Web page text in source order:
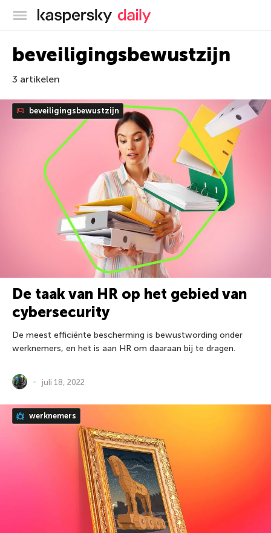
Kaspersky official blog
beveiligingsbewustzijn
3 artikelen
beveiligingsbewustzijn
De taak van HR op het gebied van
cybersecurity
De meest efficiënte bescherming is bewustwording onder
werknemers, en het is aan HR om daaraan bij te dragen.
juli 18, 2022
werknemers